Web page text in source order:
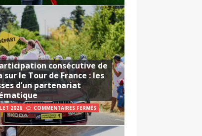
consécutive de
sur le Tour de France : les
d’un partenariat
2026 COMMENTAIRES FERMÉS